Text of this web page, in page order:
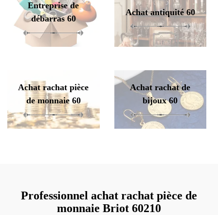
Entreprise de
débarras 60
Achat antiquité 60
Achat rachat pièce
de monnaie 60
Achat rachat de
bijoux 60
Professionnel achat rachat pièce de
monnaie Briot 60210